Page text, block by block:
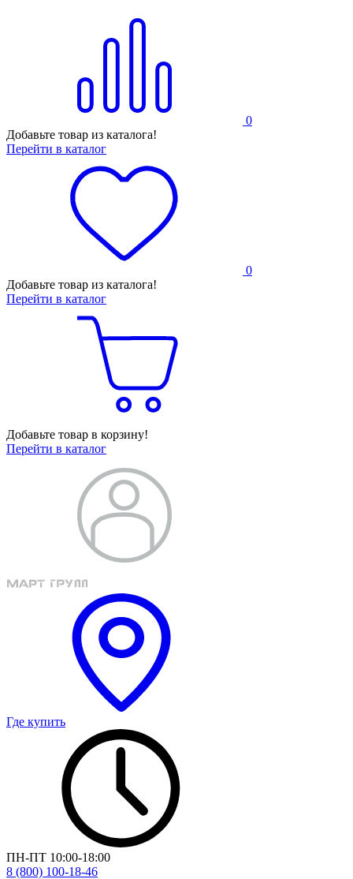
0
Добавьте товар из каталога!
Перейти в каталог
0
Добавьте товар из каталога!
Перейти в каталог
Добавьте товар в корзину!
Перейти в каталог
Где купить
ПН-ПТ 10:00-18:00
8 (800) 100-18-46